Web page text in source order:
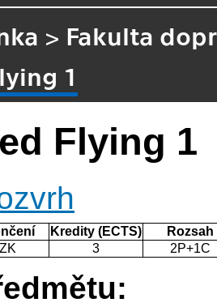
> Fakulta
1
Flying 1
Kredity (ECTS)
Rozsah
3 2P+1C